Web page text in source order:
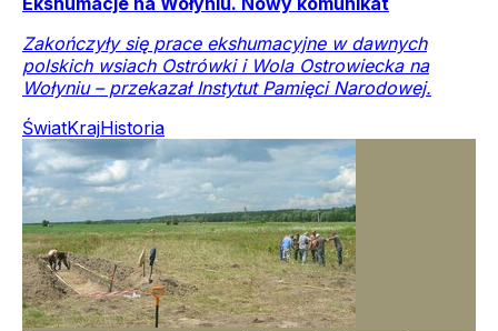
Zakończyły się prace ekshumacyjne w dawnych
polskich wsiach Ostrówki i Wola Ostrowiecka na
Wołyniu – przekazał Instytut Pamięci Narodowej.
ŚwiatKrajHistoria